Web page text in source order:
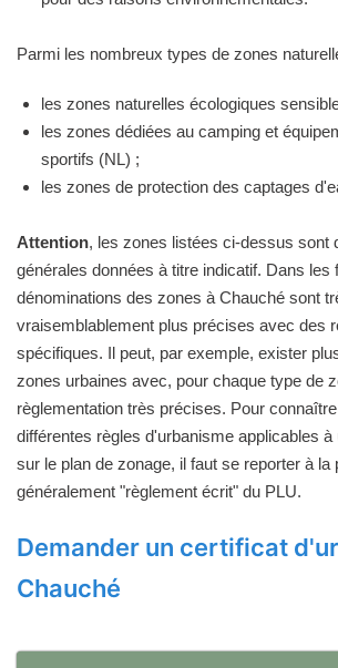
Parmi les nombreux types de zones
les zones naturelles écologiques
les zones dédiées au camping et
sportifs (NL) ;
les zones de protection des captages
Attention, les zones listées ci-dessus sont
générales données à titre indicatif. Dans les
dénominations des zones à Chauché sont
vraisemblablement plus précises avec des
spécifiques. Il peut, par exemple, exister
zones urbaines avec, pour chaque type de
règlementation très précises. Pour
différentes règles d'urbanisme applicables à
sur le plan de zonage, il faut se reporter à la
généralement "règlement écrit" du PLU.
Demander un certificat
Chauché